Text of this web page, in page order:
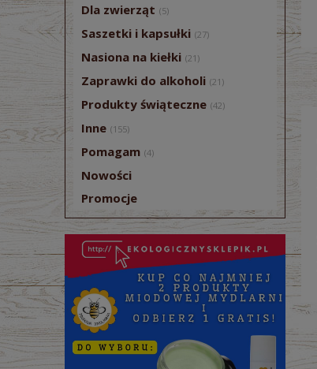
Dla zwierząt (5)
Saszetki i kapsułki (27)
Nasiona na kiełki (21)
Zaprawki do alkoholi (21)
Produkty świąteczne (42)
Inne (155)
Pomagam (4)
Nowości
Promocje